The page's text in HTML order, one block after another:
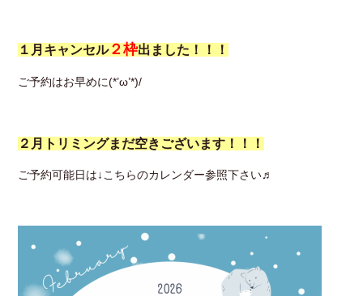
１月キャンセル２枠出ました！！！
ご予約はお早めに(*’ω’*)/
２月トリミングまだ空きございます！！！
ご予約可能日は↓こちらのカレンダー参照下さい♬